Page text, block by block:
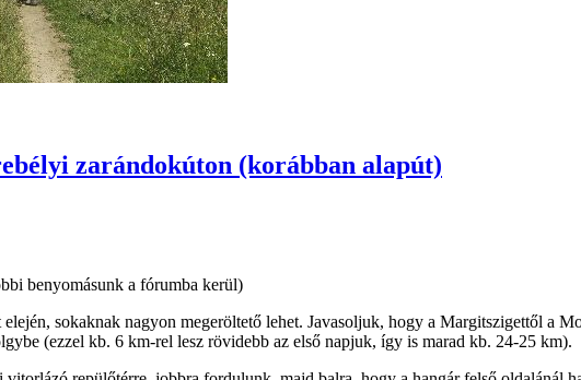
zarándokúton (korábban alapút)
benyomásunk a fórumba kerül)
sokaknak nagyon megeröltető lehet. Javasoljuk, hogy a Margitszigettől a
(ezzel kb. 6 km-rel lesz rövidebb az első napjuk, így is marad kb. 24-25 km).